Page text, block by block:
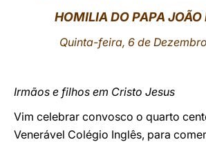
HOMILIA DO PAPA JOÃO
Quinta-feira, 6 de
Irmãos e filhos em Cristo Jesus
Vim celebrar convosco o quarto
Venerável Colégio Inglês, para